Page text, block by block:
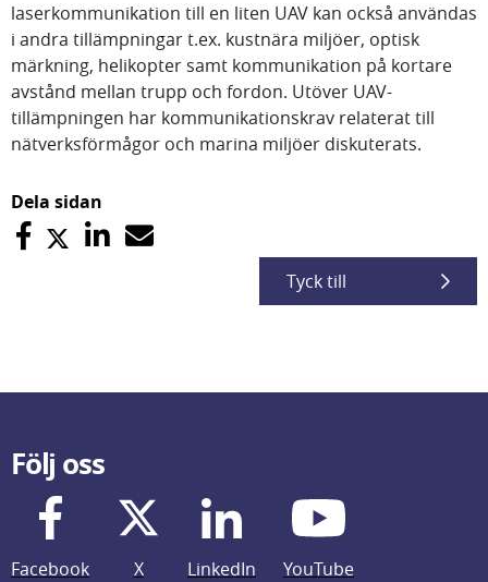
laserkommunikation till en liten UAV kan också användas
i andra tillämpningar t.ex. kustnära miljöer, optisk
märkning, helikopter samt kommunikation på kortare
avstånd mellan trupp och fordon. Utöver UAV-
tillämpningen har kommunikationskrav relaterat till
nätverksförmågor och marina miljöer diskuterats.
Dela sidan
Tyck till
Följ oss
Facebook X LinkedIn
YouTube